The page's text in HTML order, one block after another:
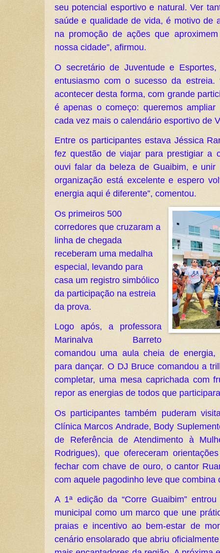
seu potencial esportivo e natural. Ver
saúde e qualidade de vida, é motivo de
na promoção de ações que
nossa cidade”, afirmou.
O secretário de Juventude e
entusiasmo com o sucesso da estreia.
acontecer desta forma, com grande
é apenas o começo: queremos
cada vez mais o calendário esportivo de
Entre os participantes estava Jéssica
fez questão de viajar para prestigiar a
ouvi falar da beleza de Guaibim, e
organização está excelente e espero
energia aqui é diferente”, comentou.
Os primeiros 500
corredores que cruzaram a
linha de chegada
receberam uma medalha
especial, levando para
casa um registro simbólico
da participação na estreia
da prova.
Logo após, a professora
Marinalva Barreto
comandou uma aula cheia de
para dançar. O DJ Bruce comandou a
completar, uma mesa caprichada com
repor as energias de todos que
Os participantes também puderam
Clínica Marcos Andrade, Body
de Referência de Atendimento à
Rodrigues), que ofereceram
fechar com chave de ouro, o cantor
com aquele pagodinho leve que combina
A 1ª edição da “Corre Guaibim”
municipal como um marco que une
praias e incentivo ao bem-estar de
cenário ensolarado que abriu